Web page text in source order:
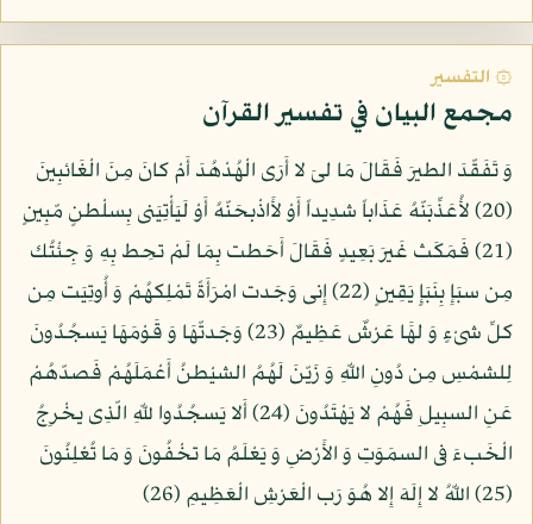
۞ التفسير
مجمع البيان في تفسير القرآن
وَ تَفَقّدَ الطيرَ فَقَالَ مَا لىَ لا أَرَى الْهُدْهُدَ أَمْ كانَ مِنَ الْغَائبِينَ
(20) لأُعَذِّبَنّهُ عَذَاباً شدِيداً أَوْ لأَاذْبحَنّهُ أَوْ لَيَأْتِيَنى بِسلْطنٍ مّبِينٍ
(21) فَمَكَث غَيرَ بَعِيدٍ فَقَالَ أَحَطت بِمَا لَمْ تحِط بِهِ وَ جِئْتُك
مِن سبَإِ بِنَبَإٍ يَقِينٍ (22) إِنى وَجَدت امْرَأَةً تَمْلِكهُمْ وَ أُوتِيَت مِن
كلِّ شىْءٍ وَ لهََا عَرْشٌ عَظِيمٌ (23) وَجَدتّهَا وَ قَوْمَهَا يَسجُدُونَ
لِلشمْسِ مِن دُونِ اللّهِ وَ زَيّنَ لَهُمُ الشيْطنُ أَعْمَلَهُمْ فَصدّهُمْ
عَنِ السبِيلِ فَهُمْ لا يَهْتَدُونَ (24) أَلا يَسجُدُوا للّهِ الّذِى يخْرِجُ
الْخَبءَ فى السمَوَتِ وَ الأَرْضِ وَ يَعْلَمُ مَا تخْفُونَ وَ مَا تُعْلِنُونَ
(25) اللّهُ لا إِلَهَ إِلا هُوَ رَب الْعَرْشِ الْعَظِيمِ (26)